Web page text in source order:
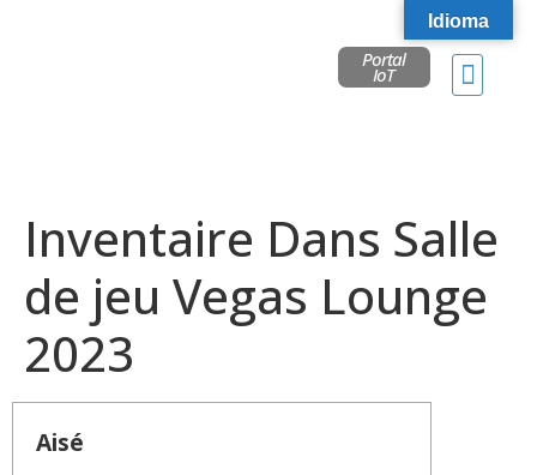
Portal
IoT
Inventaire Dans Salle
de jeu Vegas Lounge
2023
Aisé
Idioma